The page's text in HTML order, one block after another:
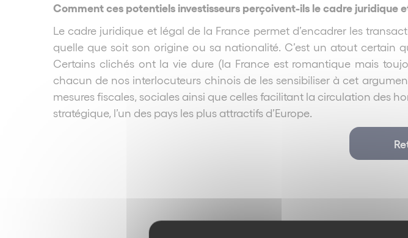
Comment ces potentiels investisseurs perçoivent-ils le cadre juridique
Le cadre juridique et légal de la France permet d’encadrer les
quelle que soit son origine ou sa nationalité. C’est un atout certain
Certains clichés ont la vie dure (la France est romantique mais
chacun de nos interlocuteurs chinois de les sensibiliser à cet
mesures fiscales, sociales ainsi que celles facilitant la circulation des
stratégique, l’un des pays les plus attractifs d’Europe.